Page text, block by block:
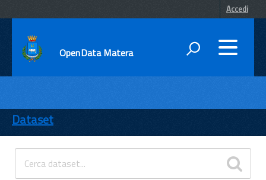
Accedi
OpenData Matera
ENTI
TEMI
INFORMAZIONI
Dataset